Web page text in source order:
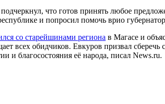
что готов принять любое
и попросил помочь врио
со старейшинами региона в Магасе и
всех обидчиков. Евкуров призвал
и благосостояния её народа, писал News.ru.